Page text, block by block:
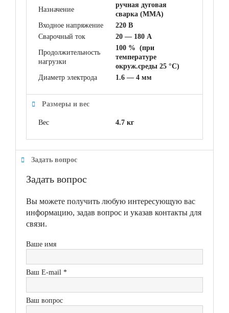
Назначение
ручная дуговая
сварка (MMA)
Входное напряжение
220 В
Сварочный ток
20 — 180 А
Продолжительность
нагрузки
100 % (при
температуре
окруж.среды 25 °С)
Диаметр электрода
1.6 — 4 мм
Размеры и вес
Вес 4.7 кг
Задать вопрос
Задать вопрос
Вы можете получить любую интересующую вас
информацию, задав вопрос и указав контакты для
связи.
Ваше имя
Ваш E-mail *
Ваш вопрос